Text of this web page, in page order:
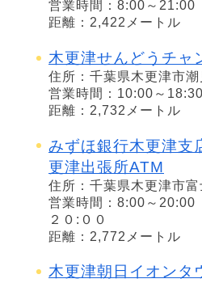
営業時間：8:00～21:00
距離：2,422メートル
木更津せんどうチャ
住所：千葉県木更津市潮
営業時間：10:00～18:30
距離：2,732メートル
みずほ銀行木更津支
更津出張所ATM
住所：千葉県木更津市富
営業時間：8:00～20:00
２０:００
距離：2,772メートル
木更津朝日イオンタ